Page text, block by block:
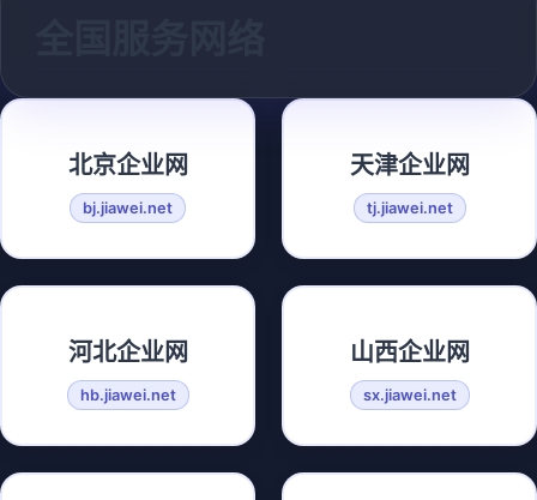
北京企业网
bj.jiawei.net
天津企业网
tj.jiawei.net
河北企业网
hb.jiawei.net
山西企业网
sx.jiawei.net